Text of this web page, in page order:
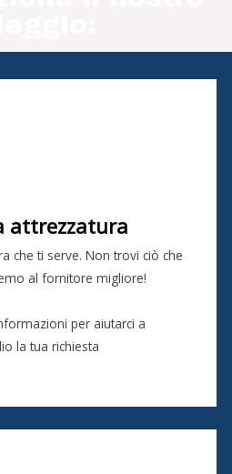
attrezzatura
che ti serve. Non trovi ciò che
al fornitore migliore!
per aiutarci a
la tua richiesta